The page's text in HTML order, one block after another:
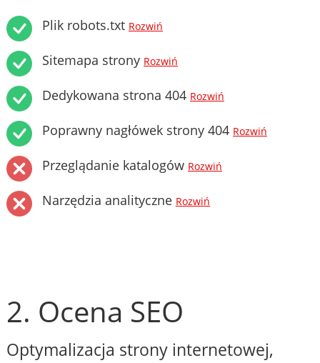
Plik robots.txt Rozwiń
Sitemapa strony Rozwiń
Dedykowana strona 404 Rozwiń
Poprawny nagłówek strony 404 Rozwiń
Przeglądanie katalogów Rozwiń
Narzędzia analityczne Rozwiń
2. Ocena SEO
Optymalizacja strony internetowej,